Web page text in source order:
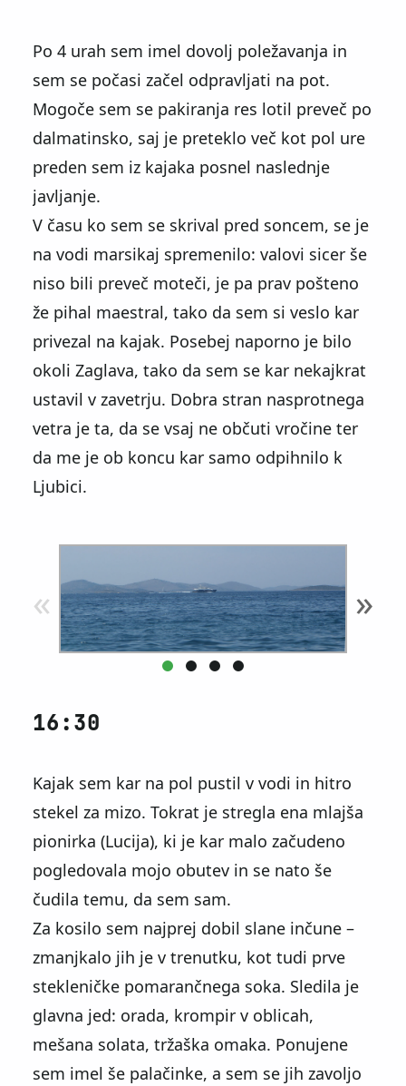
Po 4 urah sem imel dovolj poležavanja in
sem se počasi začel odpravljati na pot.
Mogoče sem se pakiranja res lotil preveč po
dalmatinsko, saj je preteklo več kot pol ure
preden sem iz kajaka posnel naslednje
javljanje.
V času ko sem se skrival pred soncem, se je
na vodi marsikaj spremenilo: valovi sicer še
niso bili preveč moteči, je pa prav pošteno
že pihal maestral, tako da sem si veslo kar
privezal na kajak. Posebej naporno je bilo
okoli Zaglava, tako da sem se kar nekajkrat
ustavil v zavetrju. Dobra stran nasprotnega
vetra je ta, da se vsaj ne občuti vročine ter
da me je ob koncu kar samo odpihnilo k
Ljubici.
« »
16:30
Kajak sem kar na pol pustil v vodi in hitro
stekel za mizo. Tokrat je stregla ena mlajša
pionirka (Lucija), ki je kar malo začudeno
pogledovala mojo obutev in se nato še
čudila temu, da sem sam.
Za kosilo sem najprej dobil slane inčune –
zmanjkalo jih je v trenutku, kot tudi prve
stekleničke pomarančnega soka. Sledila je
glavna jed: orada, krompir v oblicah,
mešana solata, tržaška omaka. Ponujene
sem imel še palačinke, a sem se jih zavoljo